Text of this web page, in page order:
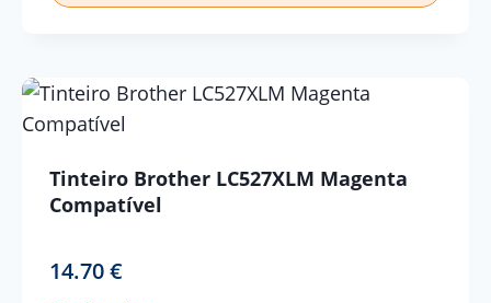
Tinteiro Brother LC527XLM Magenta
Compatível
14.70€